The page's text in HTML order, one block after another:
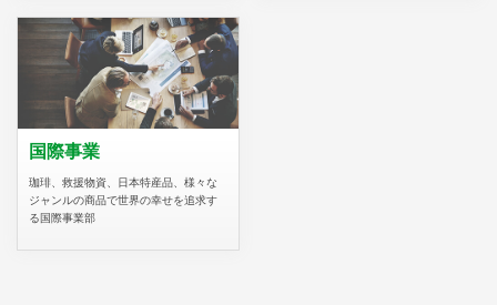
国際事業
珈琲、救援物資、日本特産品、様々な
ジャンルの商品で世界の幸せを追求す
る国際事業部